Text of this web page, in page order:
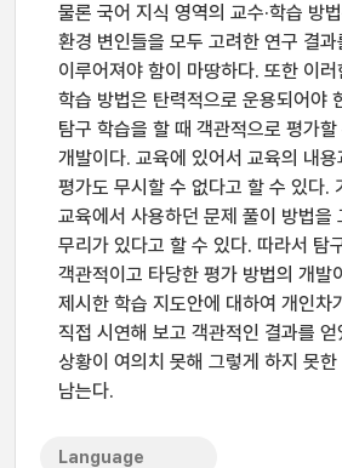
물론 국어 지식 영역의 교수·학습 방
환경 변인들을 모두 고려한 연구 결과
이루어져야 함이 마땅하다. 또한 이러
학습 방법은 탄력적으로 운용되어야
탐구 학습을 할 때 객관적으로 평가할
개발이다. 교육에 있어서 교육의 내
평가도 무시할 수 없다고 할 수 있다.
교육에서 사용하던 문제 풀이 방법을
무리가 있다고 할 수 있다. 따라서 탐
객관적이고 타당한 평가 방법의 개발
제시한 학습 지도안에 대하여 개인차
직접 시연해 보고 객관적인 결과를
상황이 여의치 못해 그렇게 하지 못
남는다.
Language